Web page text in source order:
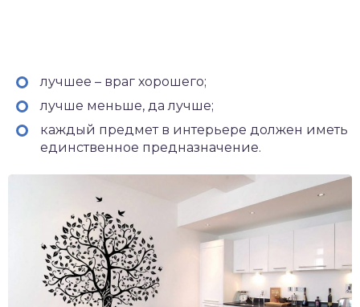
лучшее – враг хорошего;
лучше меньше, да лучше;
каждый предмет в интерьере должен иметь
единственное предназначение.